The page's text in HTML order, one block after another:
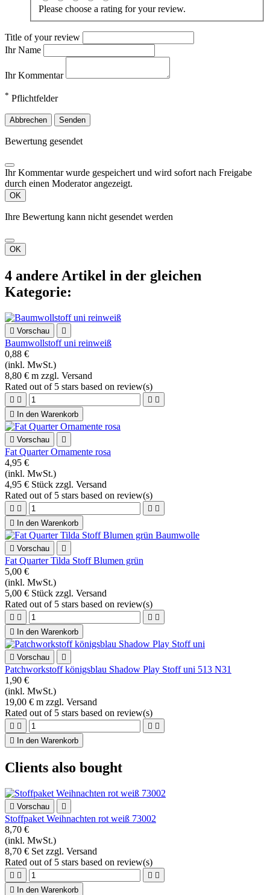
Please choose a rating for your review.
Title of your review
Ihr Name
Ihr Kommentar
* Pflichtfelder
Abbrechen Senden
Bewertung gesendet
Ihr Kommentar wurde gespeichert und wird sofort nach Freigabe
durch einen Moderator angezeigt.
OK
Ihre Bewertung kann nicht gesendet werden
OK
4 andere Artikel in der gleichen
Kategorie:
 Vorschau 
Baumwollstoff uni reinweiß
0,88 €
(inkl. MwSt.)
8,80 € m zzgl. Versand
Rated out of 5 stars based on review(s)
   

In den Warenkorb
 Vorschau 
Fat Quarter Ornamente rosa
4,95 €
(inkl. MwSt.)
4,95 € Stück zzgl. Versand
Rated out of 5 stars based on review(s)
   

In den Warenkorb
 Vorschau 
Fat Quarter Tilda Stoff Blumen grün
5,00 €
(inkl. MwSt.)
5,00 € Stück zzgl. Versand
Rated out of 5 stars based on review(s)
   

In den Warenkorb
 Vorschau 
Patchworkstoff königsblau Shadow Play Stoff uni 513 N31
1,90 €
(inkl. MwSt.)
19,00 € m zzgl. Versand
Rated out of 5 stars based on review(s)
   

In den Warenkorb
Clients also bought
 Vorschau 
Stoffpaket Weihnachten rot weiß 73002
8,70 €
(inkl. MwSt.)
8,70 € Set zzgl. Versand
Rated out of 5 stars based on review(s)
   

In den Warenkorb